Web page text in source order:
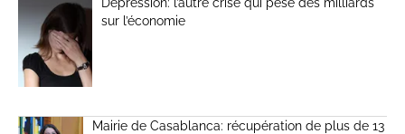
sur l’économie
Mairie de Casablanca: récupération de plus de 13